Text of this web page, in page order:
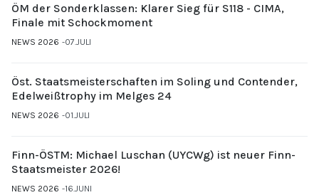
ÖM der Sonderklassen: Klarer Sieg für S118 - CIMA,
Finale mit Schockmoment
NEWS 2026 07.JULI
Öst. Staatsmeisterschaften im Soling und Contender,
Edelweißtrophy im Melges 24
NEWS 2026 01.JULI
Finn-ÖSTM: Michael Luschan (UYCWg) ist neuer Finn-
Staatsmeister 2026!
NEWS 2026 16.JUNI